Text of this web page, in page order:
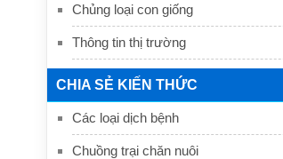
Chủng loại con giống
Thông tin thị trường
CHIA SẺ KIẾN THỨC
Các loại dịch bệnh
Chuồng trại chăn nuôi